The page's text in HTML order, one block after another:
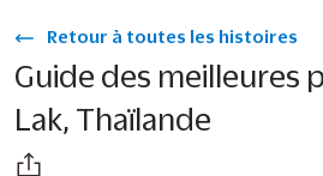
Retour à toutes les histoires
Guide des meilleures
Lak, Thaïlande